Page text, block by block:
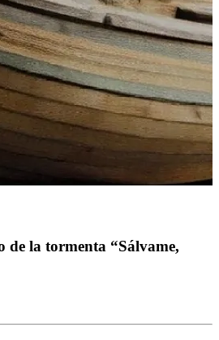
de la tormenta “Sálvame,